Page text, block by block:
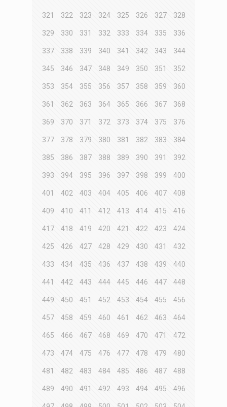
321 322 323 324 325 326 327 328
329 330 331 332 333 334 335 336
337 338 339 340 341 342 343 344
345 346 347 348 349 350 351 352
353 354 355 356 357 358 359 360
361 362 363 364 365 366 367 368
369 370 371 372 373 374 375 376
377 378 379 380 381 382 383 384
385 386 387 388 389 390 391 392
393 394 395 396 397 398 399 400
401 402 403 404 405 406 407 408
409 410 411 412 413 414 415 416
417 418 419 420 421 422 423 424
425 426 427 428 429 430 431 432
433 434 435 436 437 438 439 440
441 442 443 444 445 446 447 448
449 450 451 452 453 454 455 456
457 458 459 460 461 462 463 464
465 466 467 468 469 470 471 472
473 474 475 476 477 478 479 480
481 482 483 484 485 486 487 488
489 490 491 492 493 494 495 496